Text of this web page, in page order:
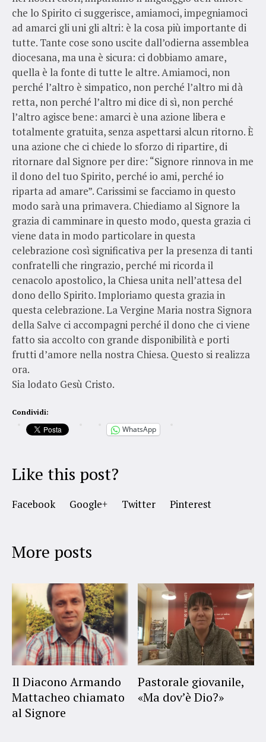
che lo Spirito ci suggerisce, amiamoci, impegniamoci
ad amarci gli uni gli altri: è la cosa più importante di
tutte. Tante cose sono uscite dall’odierna assemblea
diocesana, ma una è sicura: ci dobbiamo amare,
quella è la fonte di tutte le altre. Amiamoci, non
perché l’altro è simpatico, non perché l’altro mi dà
retta, non perché l’altro mi dice di sì, non perché
l’altro agisce bene: amarci è una azione libera e
totalmente gratuita, senza aspettarsi alcun ritorno. È
una azione che ci chiede lo sforzo di ripartire, di
ritornare dal Signore per dire: “Signore rinnova in me
il dono del tuo Spirito, perché io ami, perché io
riparta ad amare”. Carissimi se facciamo in questo
modo sarà una primavera. Chiediamo al Signore la
grazia di camminare in questo modo, questa grazia ci
viene data in modo particolare in questa
celebrazione così significativa per la presenza di tanti
confratelli che ringrazio, perché mi ricorda il
cenacolo apostolico, la Chiesa unita nell’attesa del
dono dello Spirito. Imploriamo questa grazia in
questa celebrazione. La Vergine Maria nostra Signora
della Salve ci accompagni perché il dono che ci viene
fatto sia accolto con grande disponibilità e porti
frutti d’amore nella nostra Chiesa. Questo si realizza
ora.
Sia lodato Gesù Cristo.
Condividi:
WhatsApp
Like this post?
Facebook Google+ Twitter Pinterest
More posts
Il Diacono Armando
Mattacheo chiamato
al Signore
Pastorale giovanile,
«Ma dov’è Dio?»